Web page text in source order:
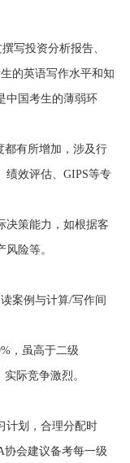
写投资分析报告、
的英语写作水平和知
中国考生的薄弱环
都有所增加，涉及行
绩效评估、GIPS等专
决策能力，如根据客
险等。
案例与计算/写作间
，虽高于二级
际竞争激烈。
计划，合理分配时
协会建议备考每一级